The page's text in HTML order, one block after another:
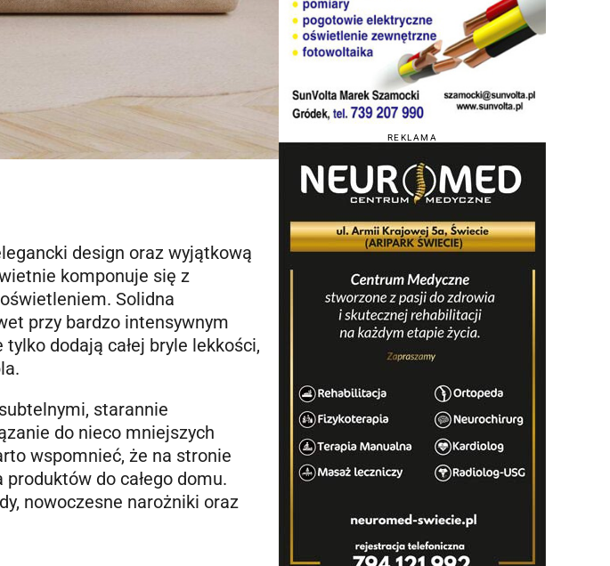
design oraz wyjątkową
komponuje się z
Solidna
przy bardzo intensywnym
dodają całej bryle lekkości,
starannie
do nieco mniejszych
wspomnieć, że na stronie
do całego domu.
nowoczesne narożniki oraz
REKLAMA